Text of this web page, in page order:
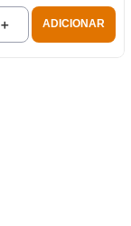
＋ ADICIONAR